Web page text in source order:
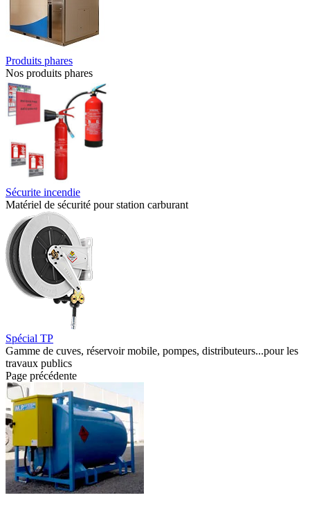
Produits phares
Nos produits phares
Sécurite incendie
Matériel de sécurité pour station carburant
Spécial TP
Gamme de cuves, réservoir mobile, pompes, distributeurs...pour les
travaux publics
Page précédente